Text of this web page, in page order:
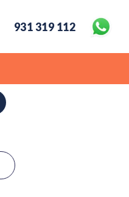
931 319 112